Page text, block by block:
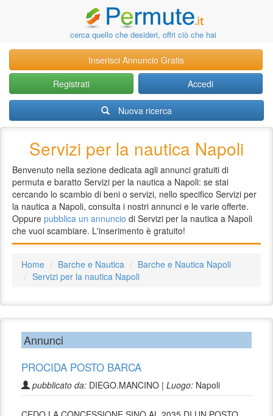
cerca quello che desideri, offri ciò che hai
Inserisci Annuncio Gratis
Registrati
Accedi
Nuova ricerca
Servizi per la nautica Napoli
Benvenuto nella sezione dedicata agli annunci gratuiti di
permuta e baratto Servizi per la nautica a Napoli: se stai
cercando lo scambio di beni o servizi, nello specifico Servizi per
la nautica a Napoli, consulta i nostri annunci e le varie offerte.
Oppure pubblica un annuncio di Servizi per la nautica a Napoli
che vuoi scambiare. L'inserimento è gratuito!
Home Barche e Nautica
Barche e Nautica Napoli
Servizi per la nautica Napoli
Annunci
PROCIDA POSTO BARCA
pubblicato da: DIEGO.MANCINO | Luogo: Napoli